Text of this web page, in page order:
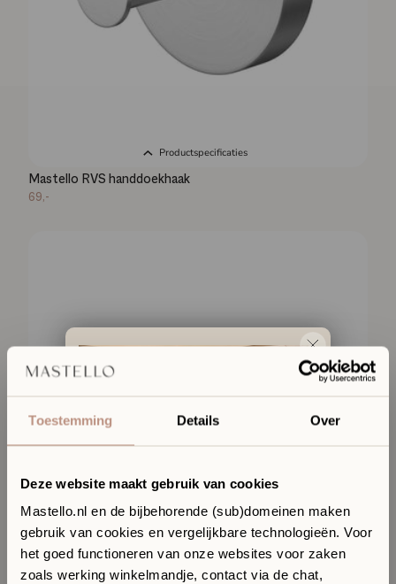
Toestemming Details Over
Deze website maakt gebruik van cookies
Mastello.nl en de bijbehorende (sub)domeinen maken
gebruik van cookies en vergelijkbare technologieën. Voor
het goed functioneren van onze websites voor zaken
zoals werking winkelmandje, contact via de chat,
Productspecificaties
Mastello RVS handdoekhaak
69,-
Ervaar jouw toekomstige
badkamer in onze Sanitair